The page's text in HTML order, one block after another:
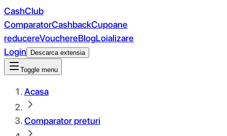
CashClub
ComparatorCashbackCupoane
reducereVouchereBlogLoializare
Login
Descarca extensia
Toggle menu
Acasa
Comparator preturi